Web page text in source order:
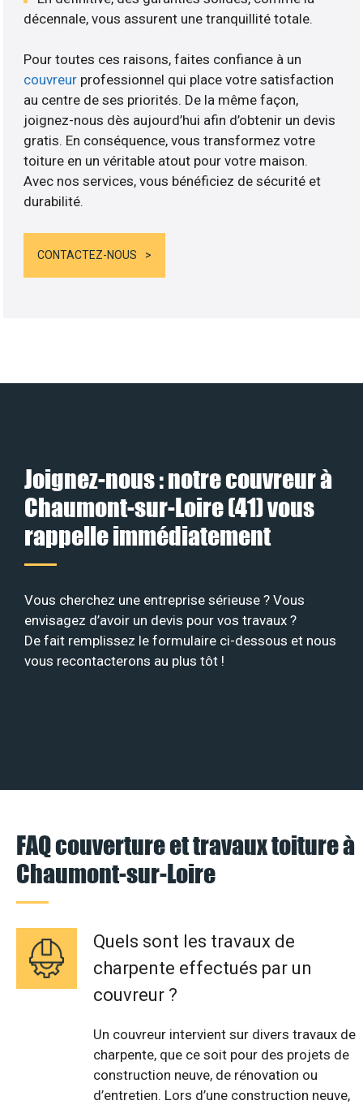
décennale, vous assurent une tranquillité totale.
Pour toutes ces raisons, faites confiance à un
couvreur professionnel qui place votre satisfaction
au centre de ses priorités. De la même façon,
joignez-nous dès aujourd’hui afin d’obtenir un devis
gratis. En conséquence, vous transformez votre
toiture en un véritable atout pour votre maison.
Avec nos services, vous bénéficiez de sécurité et
durabilité.
CONTACTEZ-NOUS
Joignez-nous : notre couvreur à
Chaumont-sur-Loire (41) vous
rappelle immédiatement
Vous cherchez une entreprise sérieuse ? Vous
envisagez d’avoir un devis pour vos travaux ?
De fait remplissez le formulaire ci-dessous et nous
vous recontacterons au plus tôt !
FAQ couverture et travaux toiture à
Chaumont-sur-Loire
Quels sont les travaux de
charpente effectués par un
couvreur ?
Un couvreur intervient sur divers travaux de
charpente, que ce soit pour des projets de
construction neuve, de rénovation ou
d’entretien. Lors d’une construction neuve,